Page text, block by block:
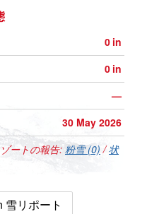
0 in
0 in
—
30 May 2026
ートの報告: 粉雪 (0) /状
雪リポート